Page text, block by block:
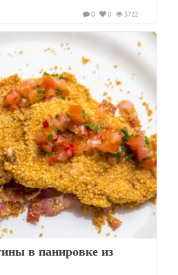
3722
0
0
в панировке из